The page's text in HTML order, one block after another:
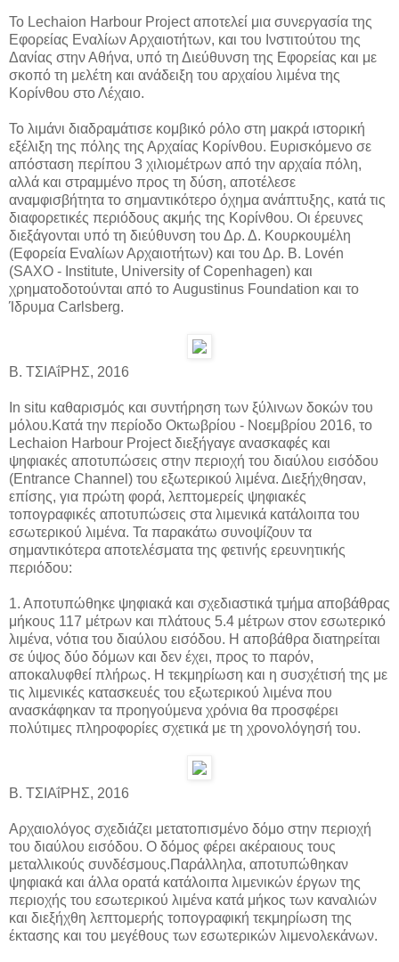
Το Lechaion Harbour Project αποτελεί μια συνεργασία της
Εφορείας Εναλίων Αρχαιοτήτων, και του Ινστιτούτου της
Δανίας στην Αθήνα, υπό τη Διεύθυνση της Εφορείας και με
σκοπό τη μελέτη και ανάδειξη του αρχαίου λιμένα της
Κορίνθου στο Λέχαιο.
Το λιμάνι διαδραμάτισε κομβικό ρόλο στη μακρά ιστορική
εξέλιξη της πόλης της Αρχαίας Κορίνθου. Ευρισκόμενο σε
απόσταση περίπου 3 χιλιομέτρων από την αρχαία πόλη,
αλλά και στραμμένο προς τη δύση, αποτέλεσε
αναμφισβήτητα το σημαντικότερο όχημα ανάπτυξης, κατά τις
διαφορετικές περιόδους ακμής της Κορίνθου. Οι έρευνες
διεξάγονται υπό τη διεύθυνση του Δρ. Δ. Κουρκουμέλη
(Εφορεία Εναλίων Αρχαιοτήτων) και του Δρ. B. Lovén
(SΑΧΟ - Institute, University of Copenhagen) και
χρηματοδοτούνται από το Augustinus Foundation και το
Ίδρυμα Carlsberg.
Β. ΤΣΙΑΐΡΗΣ, 2016
In situ καθαρισμός και συντήρηση των ξύλινων δοκών του
μόλου.Κατά την περίοδο Οκτωβρίου - Νοεμβρίου 2016, το
Lechaion Harbour Project διεξήγαγε ανασκαφές και
ψηφιακές αποτυπώσεις στην περιοχή του διαύλου εισόδου
(Entrance Channel) του εξωτερικού λιμένα. Διεξήχθησαν,
επίσης, για πρώτη φορά, λεπτομερείς ψηφιακές
τοπογραφικές αποτυπώσεις στα λιμενικά κατάλοιπα του
εσωτερικού λιμένα. Τα παρακάτω συνοψίζουν τα
σημαντικότερα αποτελέσματα της φετινής ερευνητικής
περιόδου:
1. Αποτυπώθηκε ψηφιακά και σχεδιαστικά τμήμα αποβάθρας
μήκους 117 μέτρων και πλάτους 5.4 μέτρων στον εσωτερικό
λιμένα, νότια του διαύλου εισόδου. Η αποβάθρα διατηρείται
σε ύψος δύο δόμων και δεν έχει, προς το παρόν,
αποκαλυφθεί πλήρως. Η τεκμηρίωση και η συσχέτισή της με
τις λιμενικές κατασκευές του εξωτερικού λιμένα που
ανασκάφηκαν τα προηγούμενα χρόνια θα προσφέρει
πολύτιμες πληροφορίες σχετικά με τη χρονολόγησή του.
Β. ΤΣΙΑΐΡΗΣ, 2016
Αρχαιολόγος σχεδιάζει μετατοπισμένο δόμο στην περιοχή
του διαύλου εισόδου. Ο δόμος φέρει ακέραιους τους
μεταλλικούς συνδέσμους.Παράλληλα, αποτυπώθηκαν
ψηφιακά και άλλα ορατά κατάλοιπα λιμενικών έργων της
περιοχής του εσωτερικού λιμένα κατά μήκος των καναλιών
και διεξήχθη λεπτομερής τοπογραφική τεκμηρίωση της
έκτασης και του μεγέθους των εσωτερικών λιμενολεκάνων.